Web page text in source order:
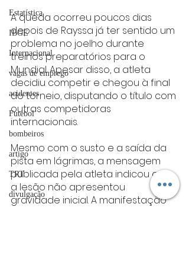
Estatística
IBGE
Internacional
vagas de emprego
acidentes
Futebol
bombeiros
artigo
TRT
divulgação
A queda ocorreu poucos dias
depois de Rayssa já ter sentido um
problema no joelho durante
treinos preparatórios para o
Mundial. Apesar disso, a atleta
decidiu competir e chegou à final
do torneio, disputando o título com
outras competidoras
internacionais.
Mesmo com o susto e a saída da
pista em lágrimas, a mensagem
publicada pela atleta indicou que
a lesão não apresentou
gravidade inicial. A manifestação